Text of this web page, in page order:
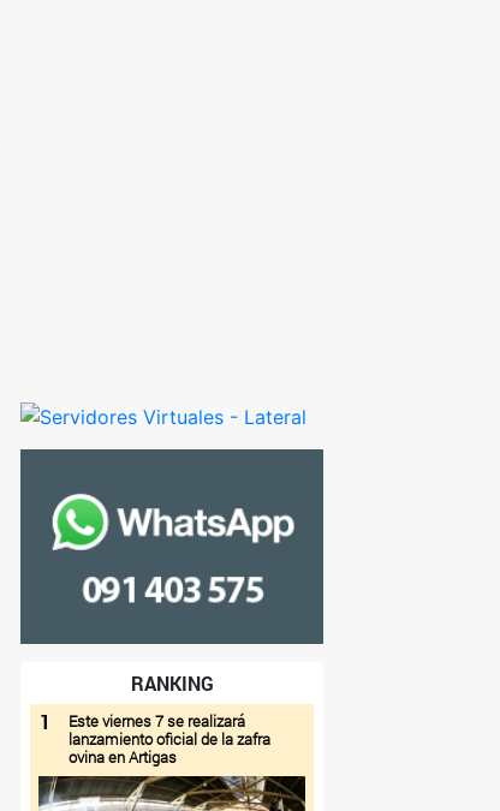
RANKING
1
Este viernes 7 se realizará
lanzamiento oficial de la zafra
ovina en Artigas